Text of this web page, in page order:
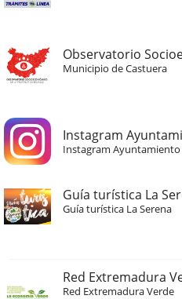
Observatorio
Municipio de Castuera
Instagram
Instagram Ayuntamiento
Guía turística La
Guía turística La Serena
Red Extremadura
Red Extremadura Verde